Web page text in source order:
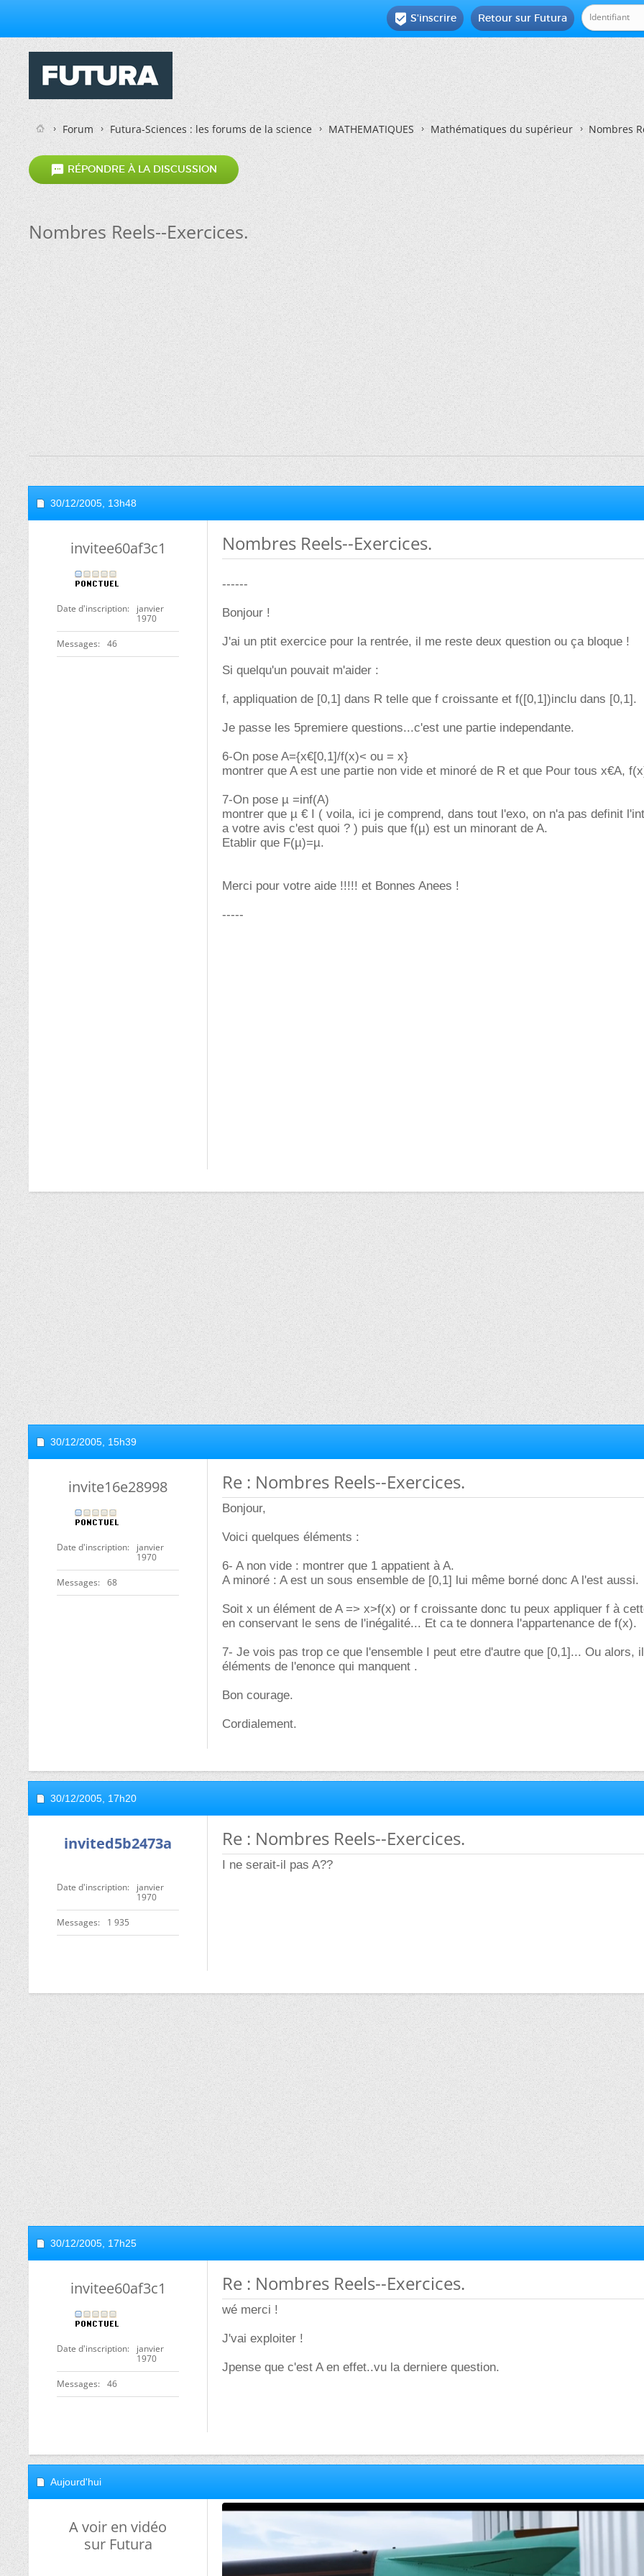
Retour sur Futura
 S'inscrire
Forum Futura-Sciences : les forums de la science MATHEMATIQUES Mathématiques du supérieur Nombres
 RÉPONDRE À LA DISCUSSION
Nombres Reels--Exercices.
30/12/2005, 13h48
invitee60af3c1
Date d'inscription
janvier
1970
Messages 46
Nombres Reels--Exercices.
------
Bonjour !
J'ai un ptit exercice pour la rentrée, il me reste deux question ou ça bloque !
Si quelqu'un pouvait m'aider :
f, appliquation de [0,1] dans R telle que f croissante et f([0,1])inclu dans [0,1].
Je passe les 5premiere questions...c'est une partie independante.
6-On pose A={x€[0,1]/f(x)< ou = x}
montrer que A est une partie non vide et minoré de R et que Pour tous x€A,
7-On pose µ =inf(A)
montrer que µ € I ( voila, ici je comprend, dans tout l'exo, on n'a pas definit
a votre avis c'est quoi ? ) puis que f(µ) est un minorant de A.
Etablir que F(µ)=µ.
Merci pour votre aide !!!!! et Bonnes Anees !
-----
30/12/2005, 15h39
invite16e28998
Date d'inscription
janvier
1970
Messages 68
Re : Nombres Reels--Exercices.
Bonjour,
Voici quelques éléments :
6- A non vide : montrer que 1 appatient à A.
A minoré : A est un sous ensemble de [0,1] lui même borné donc A l'est aussi.
Soit x un élément de A => x>f(x) or f croissante donc tu peux appliquer f à
en conservant le sens de l'inégalité... Et ca te donnera l'appartenance de f(x).
7- Je vois pas trop ce que l'ensemble I peut etre d'autre que [0,1]... Ou alors,
éléments de l'enonce qui manquent .
Bon courage.
Cordialement.
30/12/2005, 17h20
invited5b2473a
Date d'inscription
janvier
1970
Messages 1 935
Re : Nombres Reels--Exercices.
I ne serait-il pas A??
30/12/2005, 17h25
invitee60af3c1
Date d'inscription
janvier
1970
Messages 46
Re : Nombres Reels--Exercices.
wé merci !
J'vai exploiter !
Jpense que c'est A en effet..vu la derniere question.
Aujourd'hui
A voir en vidéo
sur Futura